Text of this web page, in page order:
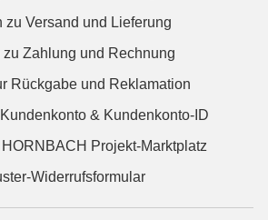
zu Versand und Lieferung
zu Zahlung und Rechnung
Rückgabe und Reklamation
& Kundenkonto-ID
Projekt-Marktplatz
Widerrufsformular